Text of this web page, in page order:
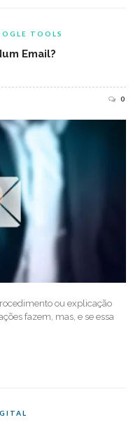
TOOLS
Email?
0
ou explicação
fazem, mas, e se essa